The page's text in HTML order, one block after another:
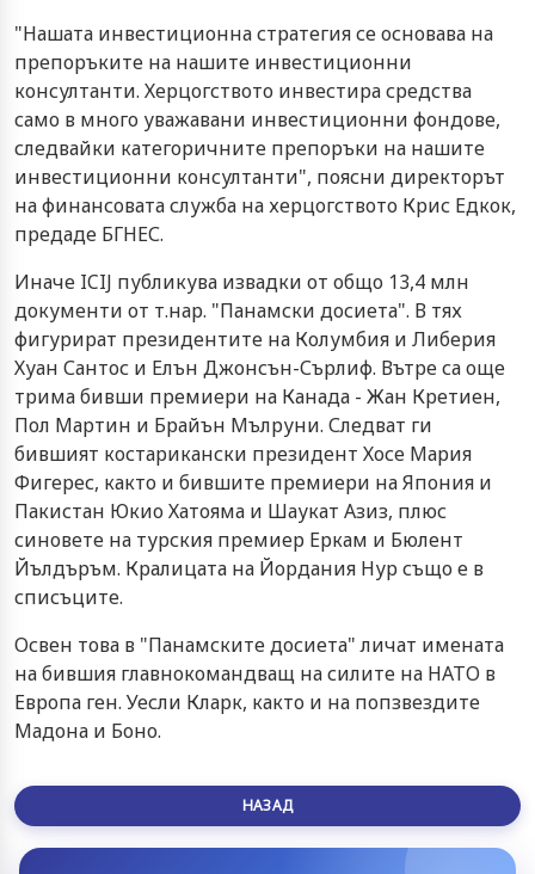
"Нашата инвестиционна стратегия се основава на
препоръките на нашите инвестиционни
консултанти. Херцогството инвестира средства
само в много уважавани инвестиционни фондове,
следвайки категоричните препоръки на нашите
инвестиционни консултанти", поясни директорът
на финансовата служба на херцогството Крис Едкок,
предаде БГНЕС.
Иначе ICIJ публикува извадки от общо 13,4 млн
документи от т.нар. "Панамски досиета". В тях
фигурират президентите на Колумбия и Либерия
Хуан Сантос и Елън Джонсън-Сърлиф. Вътре са още
трима бивши премиери на Канада - Жан Кретиен,
Пол Мартин и Брайън Мълруни. Следват ги
бившият костарикански президент Хосе Мария
Фигерес, както и бившите премиери на Япония и
Пакистан Юкио Хатояма и Шаукат Азиз, плюс
синовете на турския премиер Еркам и Бюлент
Йълдъръм. Кралицата на Йордания Нур също е в
списъците.
Освен това в "Панамските досиета" личат имената
на бившия главнокомандващ на силите на НАТО в
Европа ген. Уесли Кларк, както и на попзвездите
Мадона и Боно.
НАЗАД